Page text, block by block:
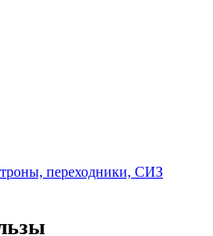
переходники, СИЗ